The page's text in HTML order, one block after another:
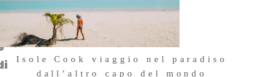
Isole Cook viaggio nel paradiso
dall’altro capo del mondo
in